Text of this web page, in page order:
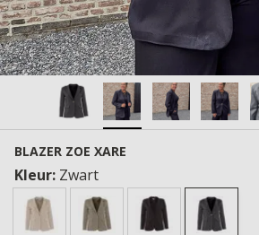
BLAZER ZOE XARE
Kleur: Zwart